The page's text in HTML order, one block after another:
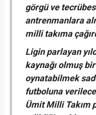
görgü ve
antrenmanlara
milli takıma
Ligin parlayan
kaynağı olmuş
oynatabilmek
futboluna
Ümit Milli Takım